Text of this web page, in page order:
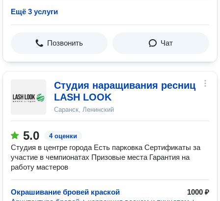
Ещё 3 услуги
Позвонить Чат
Студия наращивания ресниц
LASH LOOK
Саранск, Ленинский
5.0 4 оценки
Студия в центре города Есть парковка Сертификаты за
участие в чемпионатах Призовые места Гарантия на
работу мастеров
Окрашивание бровей краской
1000 ₽